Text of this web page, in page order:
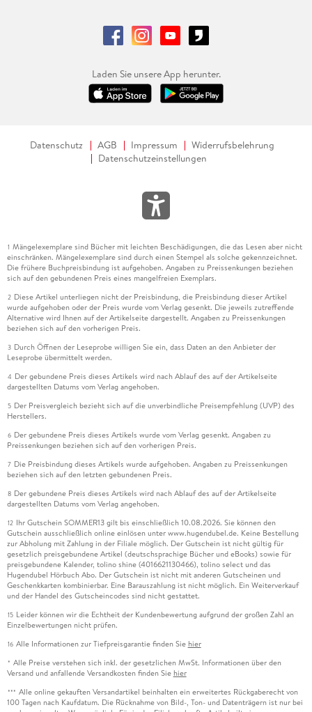
Laden Sie unsere App herunter.
Datenschutz AGB Impressum
Widerrufsbelehrung
Datenschutzeinstellungen
1 Mängelexemplare sind Bücher mit leichten Beschädigungen, die das Lesen aber nicht
einschränken. Mängelexemplare sind durch einen Stempel als solche gekennzeichnet.
Die frühere Buchpreisbindung ist aufgehoben. Angaben zu Preissenkungen beziehen
sich auf den gebundenen Preis eines mangelfreien Exemplars.
2 Diese Artikel unterliegen nicht der Preisbindung, die Preisbindung dieser Artikel
wurde aufgehoben oder der Preis wurde vom Verlag gesenkt. Die jeweils zutreffende
Alternative wird Ihnen auf der Artikelseite dargestellt. Angaben zu Preissenkungen
beziehen sich auf den vorherigen Preis.
3 Durch Öffnen der Leseprobe willigen Sie ein, dass Daten an den Anbieter der
Leseprobe übermittelt werden.
4 Der gebundene Preis dieses Artikels wird nach Ablauf des auf der Artikelseite
dargestellten Datums vom Verlag angehoben.
5 Der Preisvergleich bezieht sich auf die unverbindliche Preisempfehlung (UVP) des
Herstellers.
6 Der gebundene Preis dieses Artikels wurde vom Verlag gesenkt. Angaben zu
Preissenkungen beziehen sich auf den vorherigen Preis.
7 Die Preisbindung dieses Artikels wurde aufgehoben. Angaben zu Preissenkungen
beziehen sich auf den letzten gebundenen Preis.
8 Der gebundene Preis dieses Artikels wird nach Ablauf des auf der Artikelseite
dargestellten Datums vom Verlag angehoben.
12 Ihr Gutschein SOMMER13 gilt bis einschließlich 10.08.2026. Sie können den
Gutschein ausschließlich online einlösen unter www.hugendubel.de. Keine Bestellung
zur Abholung mit Zahlung in der Filiale möglich. Der Gutschein ist nicht gültig für
gesetzlich preisgebundene Artikel (deutschsprachige Bücher und eBooks) sowie für
preisgebundene Kalender, tolino shine (4016621130466), tolino select und das
Hugendubel Hörbuch Abo. Der Gutschein ist nicht mit anderen Gutscheinen und
Geschenkkarten kombinierbar. Eine Barauszahlung ist nicht möglich. Ein Weiterverkauf
und der Handel des Gutscheincodes sind nicht gestattet.
15 Leider können wir die Echtheit der Kundenbewertung aufgrund der großen Zahl an
Einzelbewertungen nicht prüfen.
16 Alle Informationen zur Tiefpreisgarantie finden Sie hier
* Alle Preise verstehen sich inkl. der gesetzlichen MwSt. Informationen über den
Versand und anfallende Versandkosten finden Sie hier
*** Alle online gekauften Versandartikel beinhalten ein erweitertes Rückgaberecht von
100 Tagen nach Kaufdatum. Die Rücknahme von Bild-, Ton- und Datenträgern ist nur bei